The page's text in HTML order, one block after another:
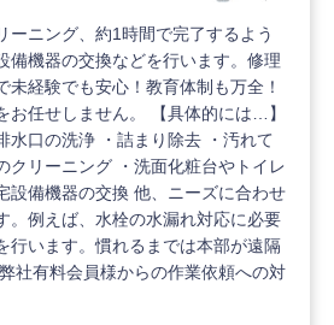
ーニング、約1時間で完了するよう
備機器の交換などを行います。修理
未経験でも安心！教育体制も万全！
お任せしません。 【具体的には…】
水口の洗浄 ・詰まり除去 ・汚れて
クリーニング ・洗面化粧台やトイレ
設備機器の交換 他、ニーズに合わせ
。例えば、水栓の水漏れ対応に必要
行います。慣れるまでは本部が遠隔
社有料会員様からの作業依頼への対